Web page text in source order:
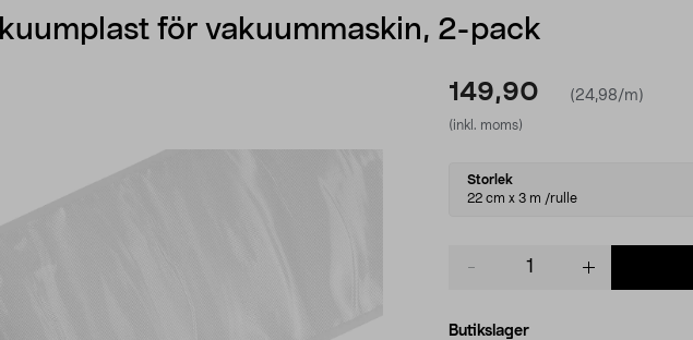
för vakuummaskin, 2-pack
149,90 (24,98/m)
(inkl. moms)
Select
variant
Storlek
22 cm x 3 m /rulle
Butikslager